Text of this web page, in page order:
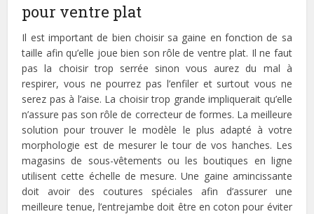
pour ventre plat
Il est important de bien choisir sa gaine en fonction de sa
taille afin qu’elle joue bien son rôle de ventre plat. Il ne faut
pas la choisir trop serrée sinon vous aurez du mal à
respirer, vous ne pourrez pas l’enfiler et surtout vous ne
serez pas à l’aise. La choisir trop grande impliquerait qu’elle
n’assure pas son rôle de correcteur de formes. La meilleure
solution pour trouver le modèle le plus adapté à votre
morphologie est de mesurer le tour de vos hanches. Les
magasins de sous-vêtements ou les boutiques en ligne
utilisent cette échelle de mesure. Une gaine amincissante
doit avoir des coutures spéciales afin d’assurer une
meilleure tenue, l’entrejambe doit être en coton pour éviter